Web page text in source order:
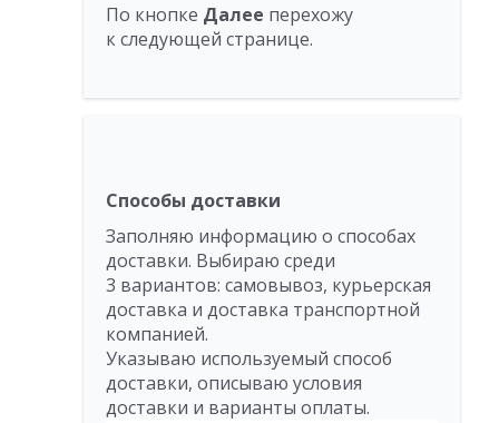
По кнопке Далее перехожу
к следующей странице.
Способы доставки
Заполняю информацию о способах
доставки. Выбираю среди
3 вариантов: самовывоз, курьерская
доставка и доставка транспортной
компанией.
Указываю используемый способ
доставки, описываю условия
доставки и варианты оплаты.